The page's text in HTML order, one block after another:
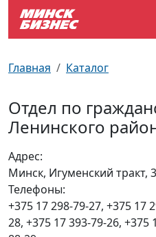
Главная Каталог
Отдел по
Ленинского
Адрес:
Минск, Игуменский тракт,
Телефоны:
+375 17 298-79-27, +375 17
28, +375 17 393-79-26, +375
Возле метро
Почтовые индексы
Улицы Минска
Производственный
Документы для ЗАГСа
Схема метро
Пробки на дорогах
Самолеты